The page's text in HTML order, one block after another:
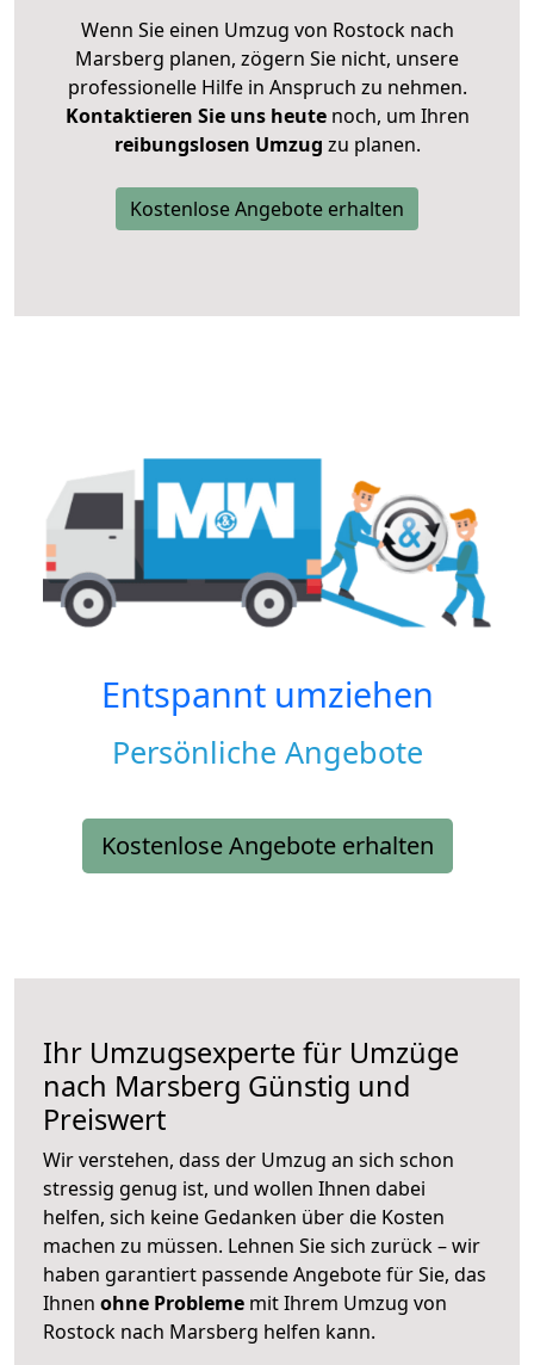
Wenn Sie einen Umzug von Rostock nach
Marsberg planen, zögern Sie nicht, unsere
professionelle Hilfe in Anspruch zu nehmen.
Kontaktieren Sie uns heutenoch, um Ihren
reibungslosen Umzug zu planen.
Kostenlose Angebote erhalten
Entspannt umziehen
Persönliche Angebote
Kostenlose Angebote erhalten
Ihr Umzugsexperte für Umzüge
nach Marsberg Günstig und
Preiswert
Wir verstehen, dass der Umzug an sich schon
stressig genug ist, und wollen Ihnen dabei
helfen, sich keine Gedanken über die Kosten
machen zu müssen. Lehnen Sie sich zurück – wir
haben garantiert passende Angebote für Sie, das
Ihnen ohne Probleme mit Ihrem Umzug von
Rostock nach Marsberg helfen kann.